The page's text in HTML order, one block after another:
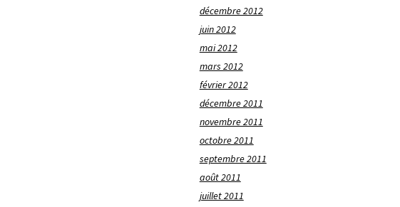
décembre 2012
juin 2012
mai 2012
mars 2012
février 2012
décembre 2011
novembre 2011
octobre 2011
septembre 2011
août 2011
juillet 2011